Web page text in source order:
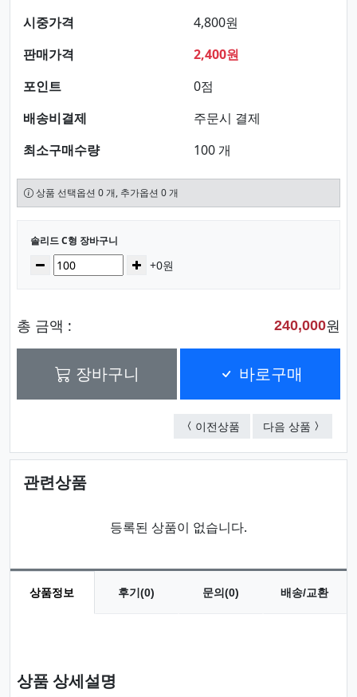
시중가격
4,800원
판매가격
2,400원
포인트
0점
배송비결제
주문시 결제
최소구매수량
100 개
상품 선택옵션 0 개, 추가옵션 0 개
선택된 옵션
솔리드 C형 장바구니
수량감소 증가+0원
총 금액 : 240,000원
장바구니 바로구매
이전상품 솔리드 D형 장바구니
다음 상품 에스닉
관련상품
등록된 상품이 없습니다.
상품정보 후기(0) 문의(0) 배송/교환
상품 상세설명